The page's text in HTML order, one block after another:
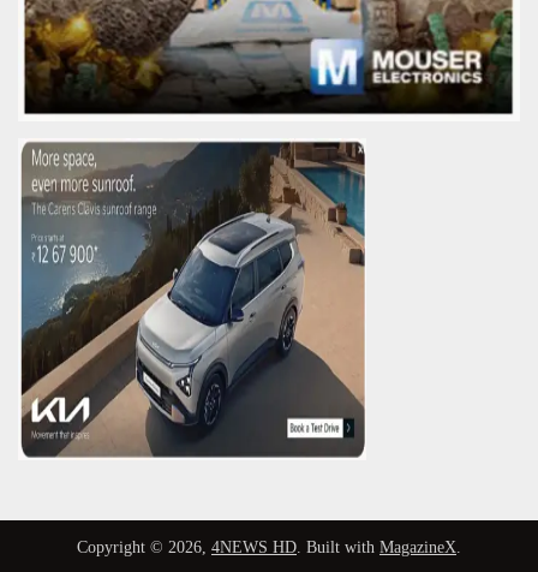
Copyright © 2026, 4NEWS HD . Built with MagazineX